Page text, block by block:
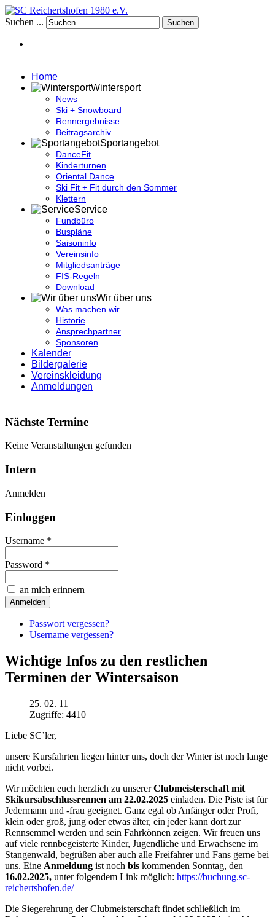
Suchen ... Suchen
Home
Wintersport
News
Ski + Snowboard
Rennergebnisse
Beitragsarchiv
Sportangebot
DanceFit
Kinderturnen
Oriental Dance
Ski Fit + Fit durch den Sommer
Klettern
Service
Fundbüro
Buspläne
Saisoninfo
Vereinsinfo
Mitgliedsanträge
FIS-Regeln
Download
Wir über uns
Was machen wir
Historie
Ansprechpartner
Sponsoren
Kalender
Bildergalerie
Vereinskleidung
Anmeldungen
Nächste Termine
Keine Veranstaltungen gefunden
Intern
Anmelden
Einloggen
Username *
Password *
an mich erinnern
Passwort vergessen?
Username vergessen?
Wichtige Infos zu den restlichen
Terminen der Wintersaison
25. 02. 11
Zugriffe: 4410
Liebe SC’ler,
unsere Kursfahrten liegen hinter uns, doch der Winter ist noch lange
nicht vorbei.
Wir möchten euch herzlich zu unsererClubmeisterschaft mit
Skikursabschlussrennen am 22.02.2025 einladen. Die Piste ist für
Jedermann und -frau geeignet. Ganz egal ob Anfänger oder Profi,
klein oder groß, jung oder etwas älter, ein jeder kann dort zur
Rennsemmel werden und sein Fahrkönnen zeigen. Wir freuen uns
auf viele rennbegeisterte Kinder, Jugendliche und Erwachsene im
Stangenwald, begrüßen aber auch alle Freifahrer und Fans gerne bei
uns. Eine Anmeldung ist noch bis kommenden Sonntag, den
16.02.2025, unter folgendem Link möglich: https://buchung.sc-
reichertshofen.de/
Die Siegerehrung der Clubmeisterschaft findet schließlich im